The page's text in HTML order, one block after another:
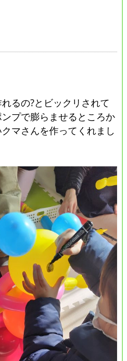
るの?とビックリされて
プで膨らませるところか
マさんを作ってくれまし